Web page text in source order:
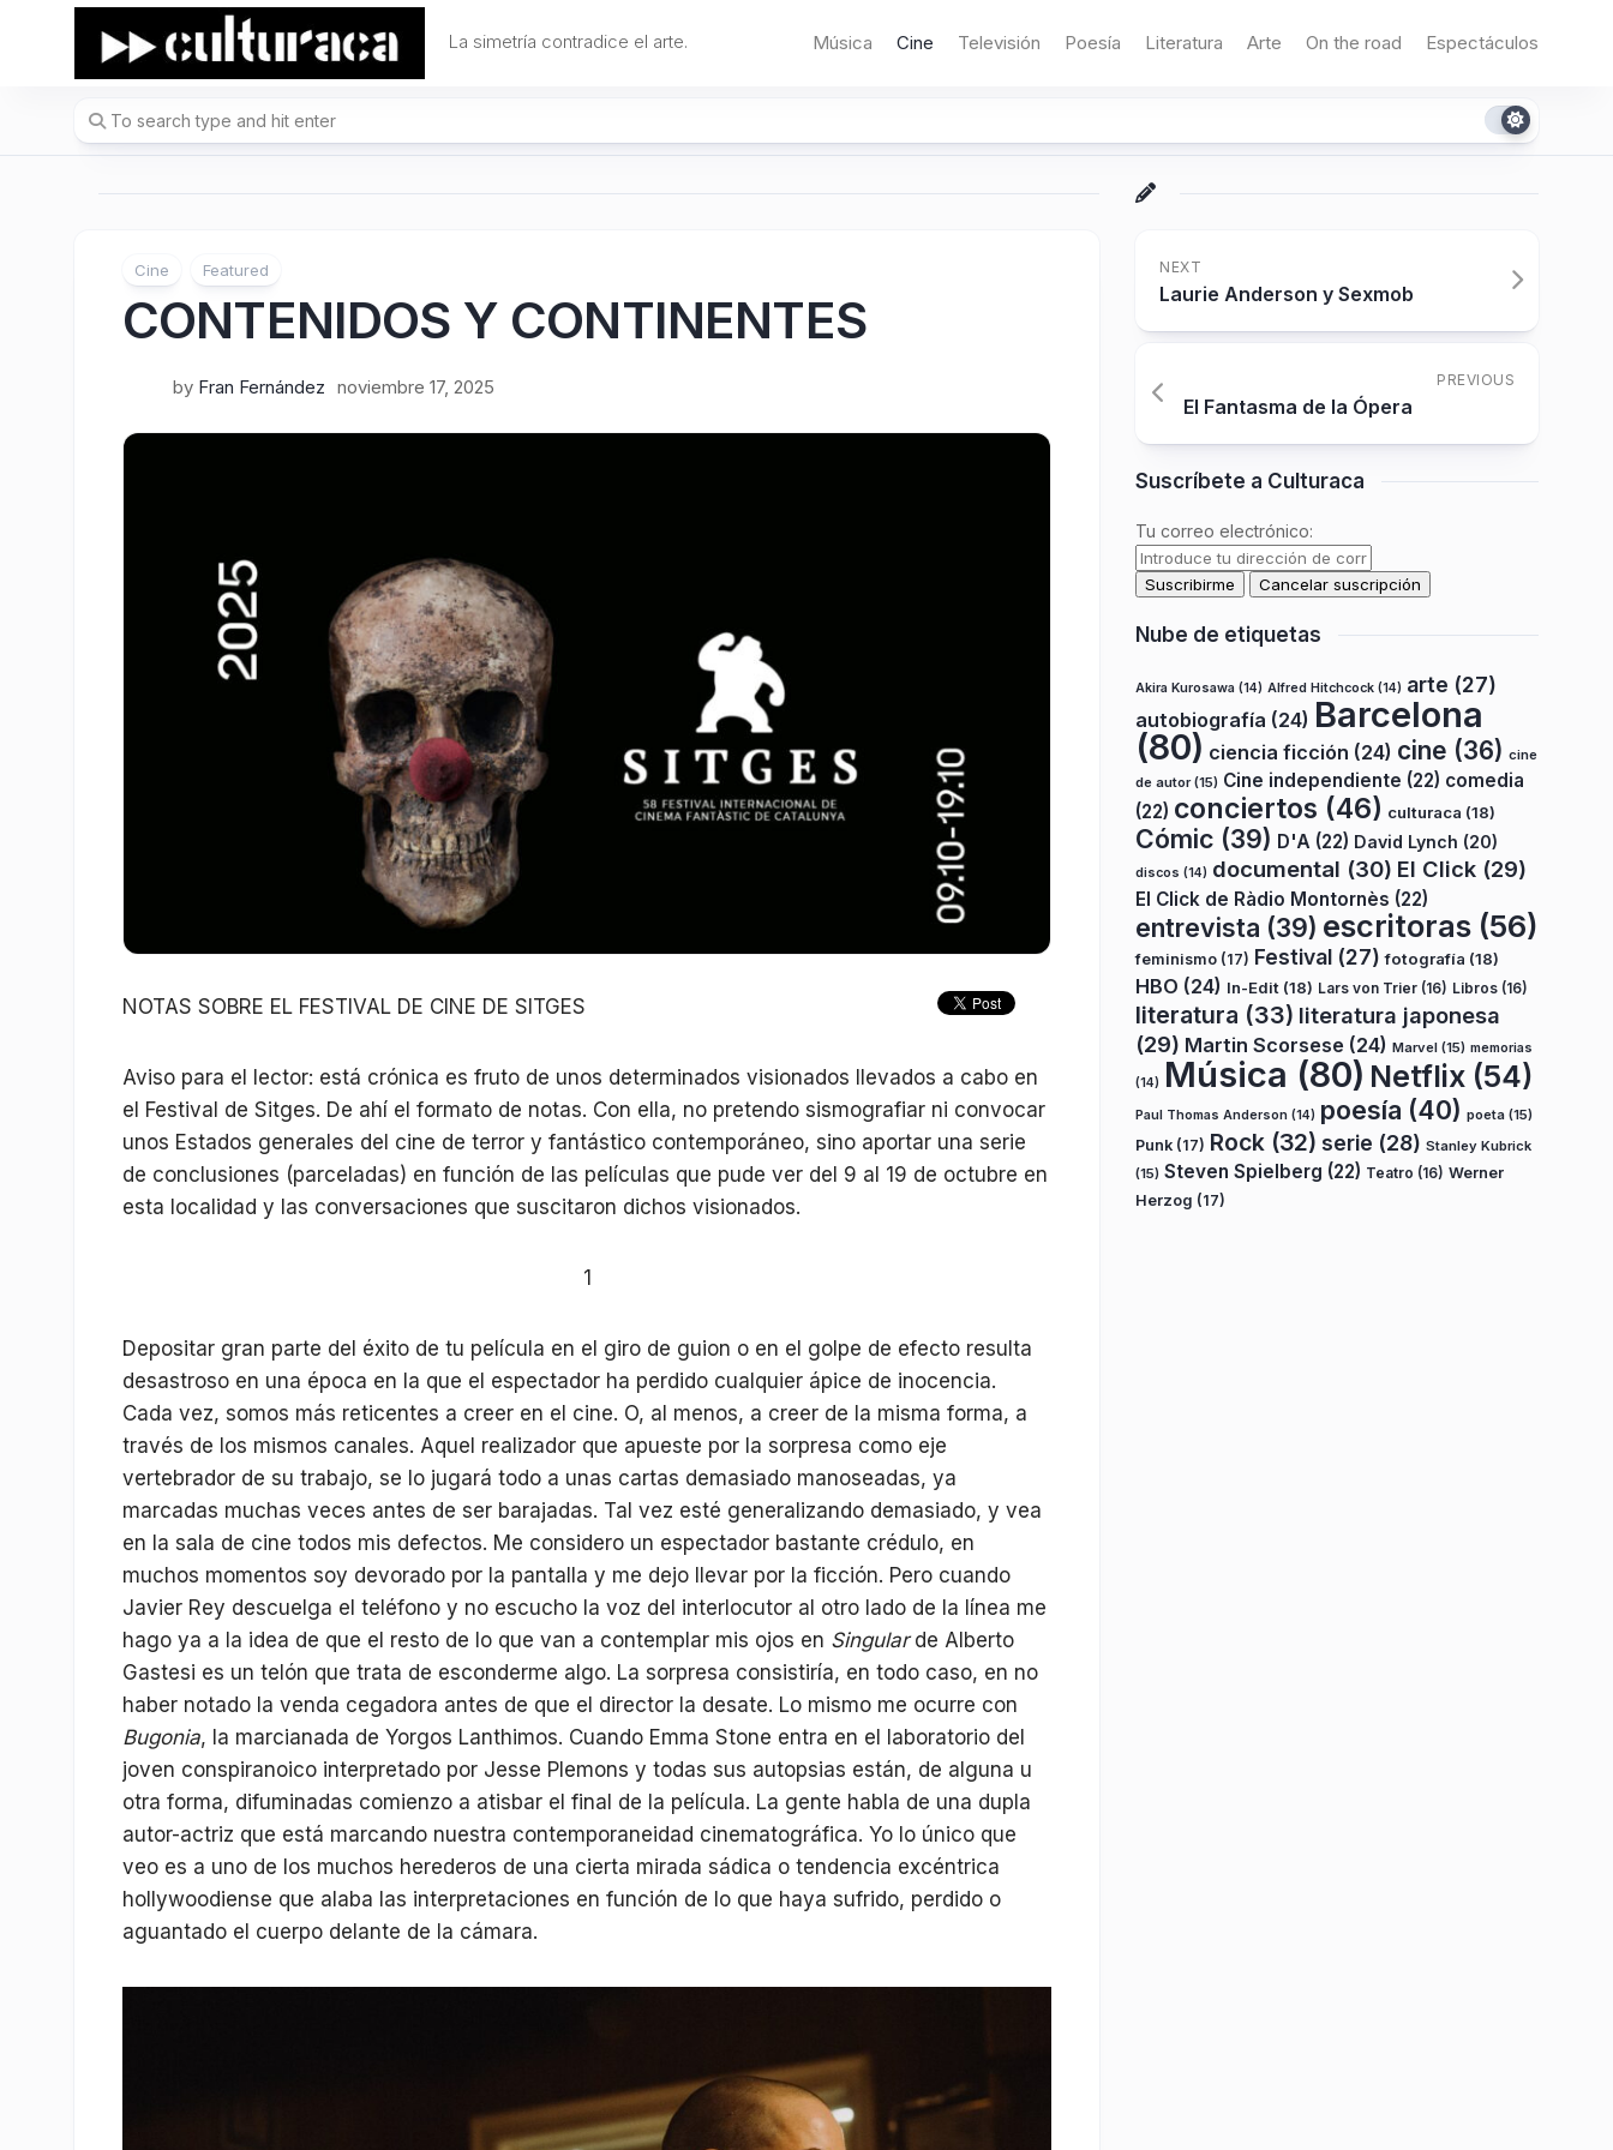
La simetría contradice el arte. Música Cine Televisión Poesía Literatura Arte On the road Espectáculos
Cine Featured
CONTENIDOS Y CONTINENTES
by Fran Fernández noviembre 17, 2025
NOTAS SOBRE EL FESTIVAL DE CINE DE SITGES
Aviso para el lector: está crónica es fruto de unos determinados visionados llevados a cabo en
el Festival de Sitges. De ahí el formato de notas. Con ella, no pretendo sismografiar ni convocar
unos Estados generales del cine de terror y fantástico contemporáneo, sino aportar una serie
de conclusiones (parceladas) en función de las películas que pude ver del 9 al 19 de octubre en
esta localidad y las conversaciones que suscitaron dichos visionados.
1
Depositar gran parte del éxito de tu película en el giro de guion o en el golpe de efecto resulta
desastroso en una época en la que el espectador ha perdido cualquier ápice de inocencia.
Cada vez, somos más reticentes a creer en el cine. O, al menos, a creer de la misma forma, a
través de los mismos canales. Aquel realizador que apueste por la sorpresa como eje
vertebrador de su trabajo, se lo jugará todo a unas cartas demasiado manoseadas, ya
marcadas muchas veces antes de ser barajadas. Tal vez esté generalizando demasiado, y vea
en la sala de cine todos mis defectos. Me considero un espectador bastante crédulo, en
muchos momentos soy devorado por la pantalla y me dejo llevar por la ficción. Pero cuando
Javier Rey descuelga el teléfono y no escucho la voz del interlocutor al otro lado de la línea me
hago ya a la idea de que el resto de lo que van a contemplar mis ojos en Singularde Alberto
Gastesi es un telón que trata de esconderme algo. La sorpresa consistiría, en todo caso, en no
haber notado la venda cegadora antes de que el director la desate. Lo mismo me ocurre con
Bugonia, la marcianada de Yorgos Lanthimos. Cuando Emma Stone entra en el laboratorio del
joven conspiranoico interpretado por Jesse Plemons y todas sus autopsias están, de alguna u
otra forma, difuminadas comienzo a atisbar el final de la película. La gente habla de una dupla
autor-actriz que está marcando nuestra contemporaneidad cinematográfica. Yo lo único que
veo es a uno de los muchos herederos de una cierta mirada sádica o tendencia excéntrica
hollywoodiense que alaba las interpretaciones en función de lo que haya sufrido, perdido o
aguantado el cuerpo delante de la cámara.
NEXT
Laurie Anderson y Sexmob
PREVIOUS
El Fantasma de la Ópera
Suscríbete a Culturaca
Tu correo electrónico:
Nube de etiquetas
Akira Kurosawa (14) Alfred Hitchcock (14) arte (27)
autobiografía (24) Barcelona
(80) ciencia ficción (24) cine (36) cine
de autor(15) Cine independiente (22) comedia
(22) conciertos (46) culturaca (18)
Cómic (39) D'A (22) David Lynch (20)
discos (14) documental (30) El Click (29)
El Click de Ràdio Montornès (22)
entrevista (39) escritoras (56)
feminismo (17) Festival (27) fotografía (18)
HBO (24) In-Edit (18) Lars von Trier (16) Libros (16)
literatura (33) literatura japonesa
(29) Martin Scorsese (24) Marvel (15) memorias
(14) Música (80) Netflix (54)
Paul Thomas Anderson (14) poesía (40) poeta (15)
Punk (17) Rock (32) serie (28) Stanley Kubrick
(15) Steven Spielberg (22) Teatro (16) Werner
Herzog (17)